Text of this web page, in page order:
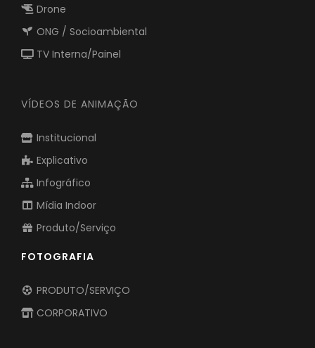
Drone
ONG / Socioambiental
TV Interna/Painel
VÍDEOS DE ANIMAÇÃO
Institucional
Explicativo
Infográfico
Mídia Indoor
Produto/Serviço
FOTOGRAFIA
PRODUTO/SERVIÇO
CORPORATIVO